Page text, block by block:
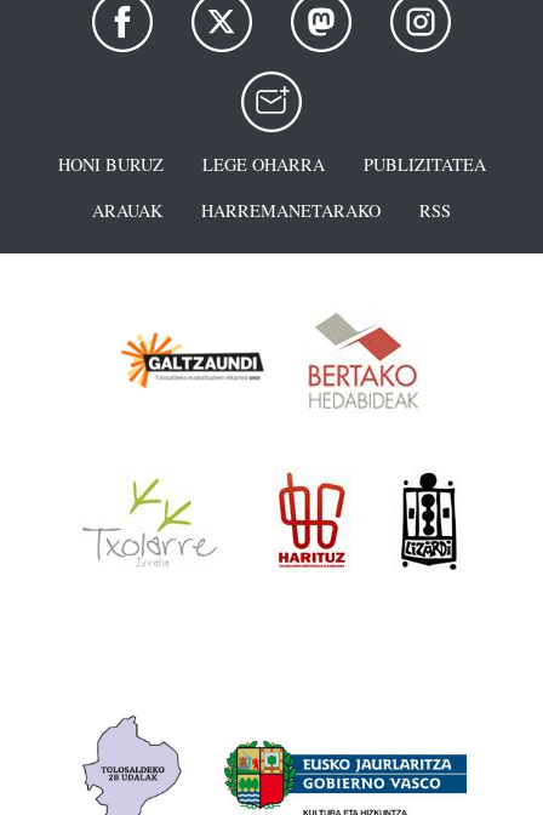
HONI BURUZ LEGE OHARRA
PUBLIZITATEA
ARAUAK
HARREMANETARAKO RSS